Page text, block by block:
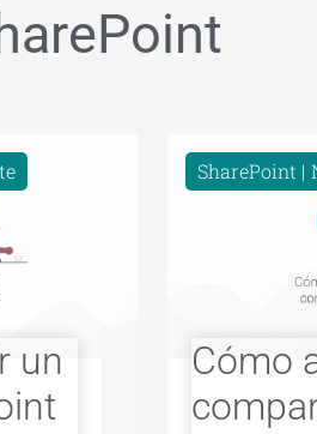
un
SharePoint
Cómo